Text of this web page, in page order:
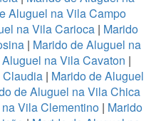
Aluguel na Vila Campo
na Vila Carioca | Marido
| Marido de Aluguel na
na Vila Cavaton |
Claudia | Marido de Aluguel
de Aluguel na Vila Chica
Vila Clementino | Marido